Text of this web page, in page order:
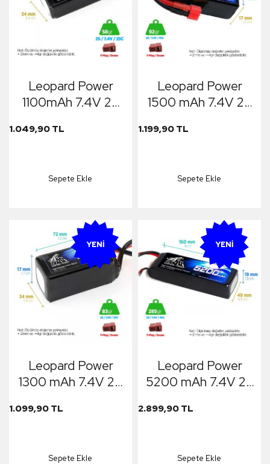
Leopard Power
1100mAh 7.4V 2S
Lityum Polimer
1.049,90 TL
Sepete Ekle
Leopard Power
1500 mAh 7.4V 2S
Lityum Polimer
1.199,90 TL
Sepete Ekle
YENI
Leopard Power
1300 mAh 7.4V 2S
Lityum Polimer
1.099,90 TL
Sepete Ekle
YENI
Leopard Power
5200 mAh 7.4V 2S
Lityum Polimer
2.899,90 TL
Sepete Ekle